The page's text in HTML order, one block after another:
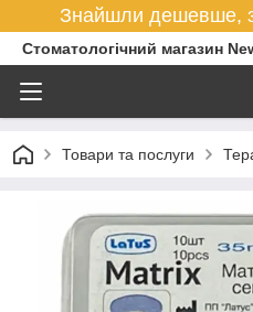
Знайшли дешевше,
Стоматологічний магазин
Товари та послуги